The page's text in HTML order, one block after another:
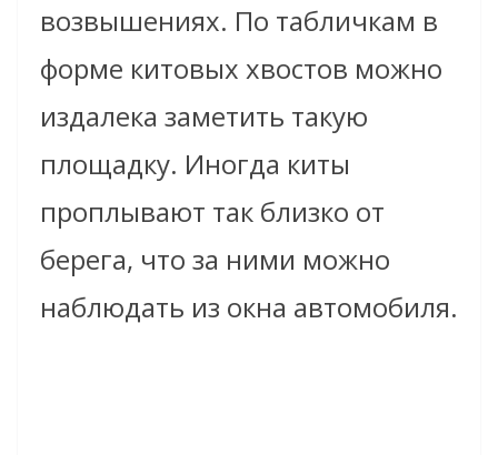
возвышениях. По табличкам в
форме китовых хвостов можно
издалека заметить такую
площадку. Иногда киты
проплывают так близко от
берега, что за ними можно
наблюдать из окна автомобиля.